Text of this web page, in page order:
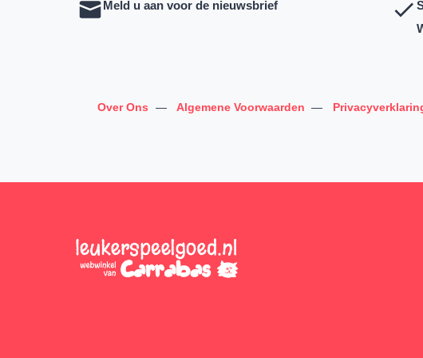
Meld u aan voor de nieuwsbrief
Over Ons — Algemene Voorwaarden —